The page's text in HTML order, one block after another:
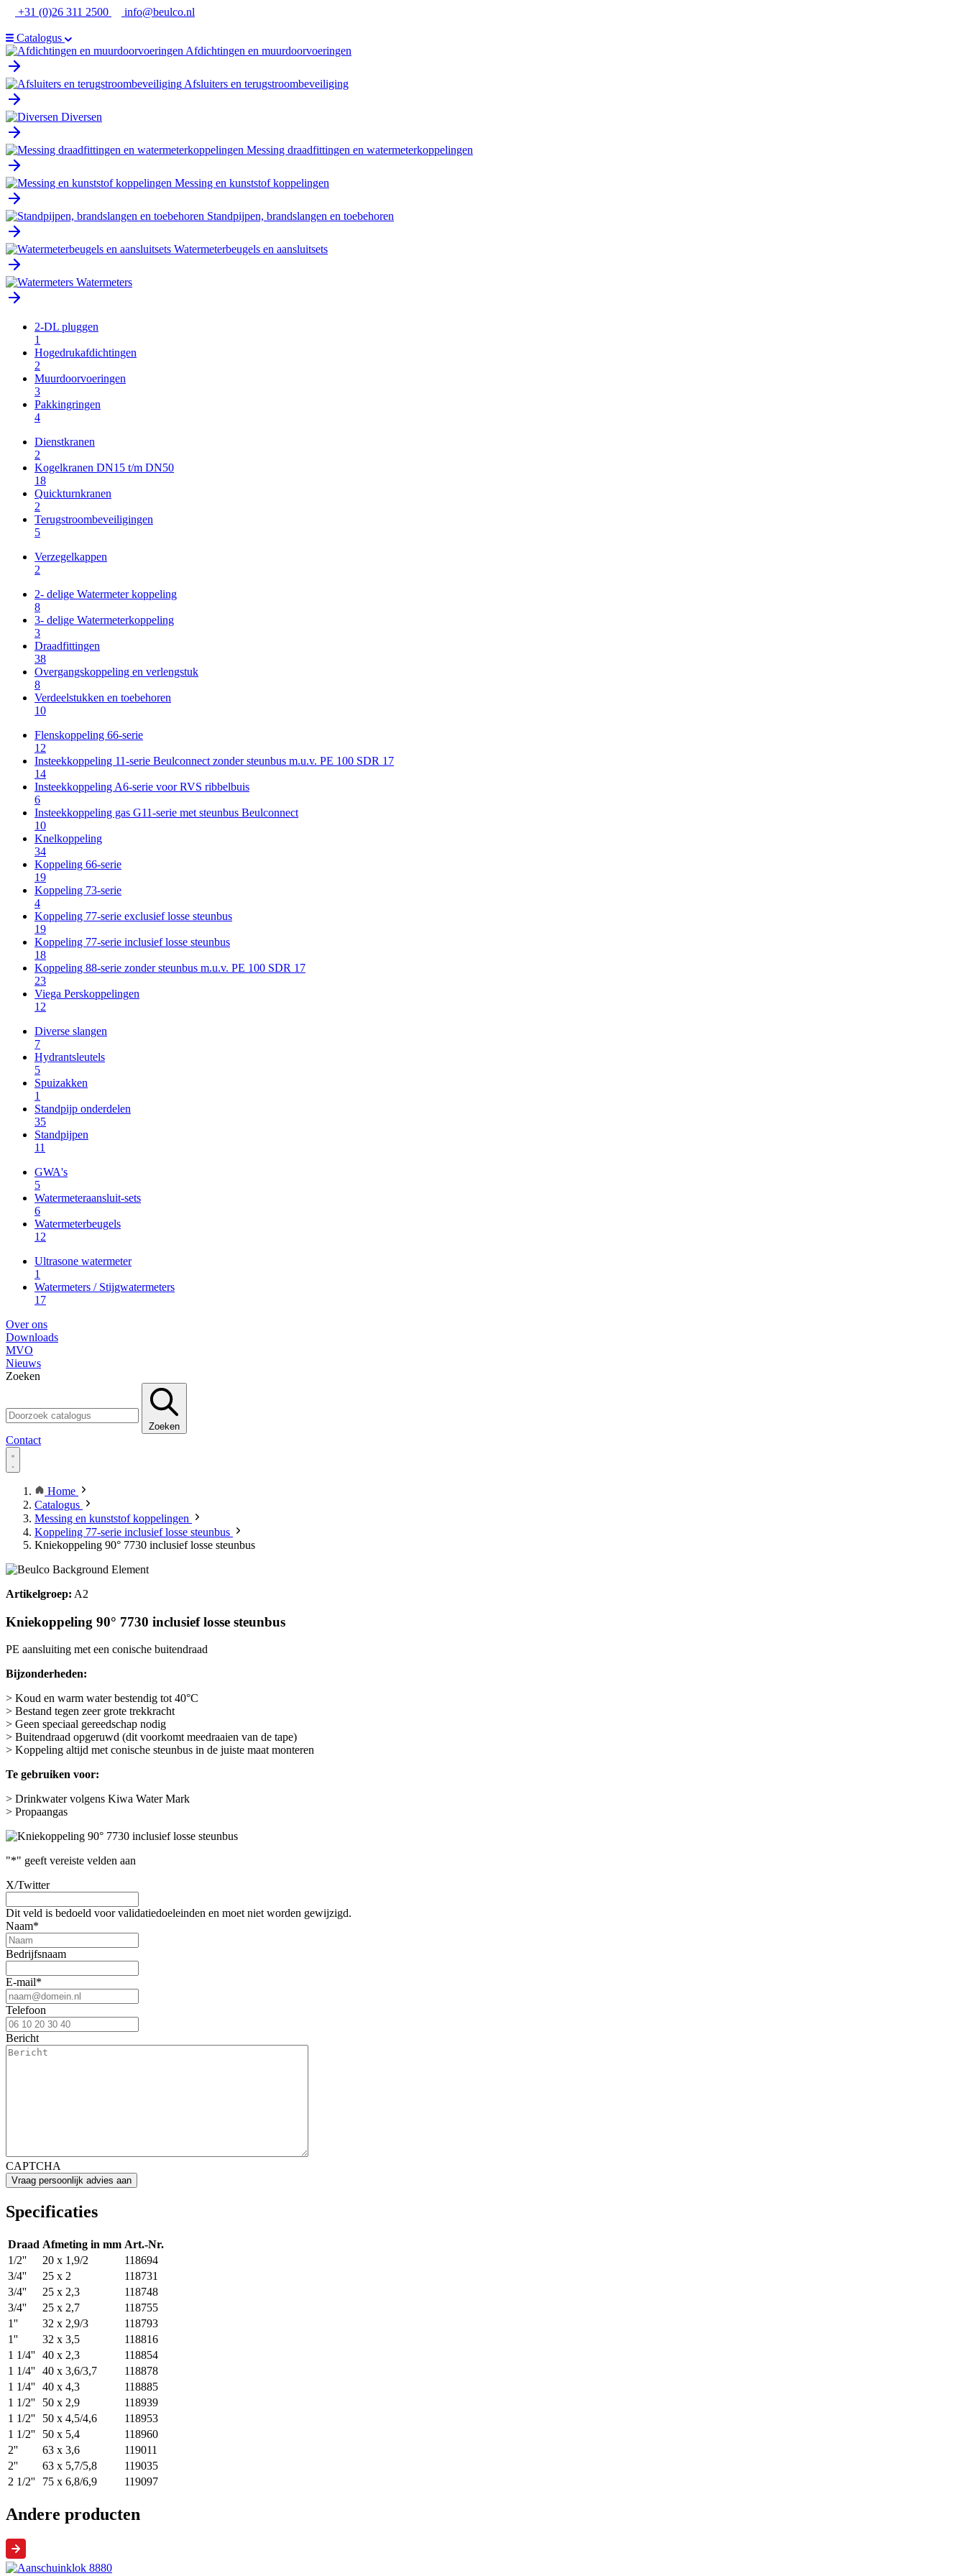
Ga
de
inhoud
+31 (0)26 311 2500 info@beulco.nl
Catalogus
Afdichtingen en muurdoorvoeringen
Afsluiters en terugstroombeveiliging
Diversen
Messing draadfittingen en watermeterkoppelingen
Messing en kunststof koppelingen
Standpijpen, brandslangen en toebehoren
Watermeterbeugels en aansluitsets
Watermeters
2-DL pluggen
1
Hogedrukafdichtingen
2
Muurdoorvoeringen
3
Pakkingringen
4
Dienstkranen
2
Kogelkranen DN15 t/m DN50
18
Quickturnkranen
2
Terugstroombeveiligingen
5
Verzegelkappen
2
2- delige Watermeter koppeling
8
3- delige Watermeterkoppeling
3
Draadfittingen
38
Overgangskoppeling en verlengstuk
8
Verdeelstukken en toebehoren
10
Flenskoppeling 66-serie
12
Insteekkoppeling 11-serie Beulconnect zonder steunbus m.u.v. PE 100 SDR 17
14
Insteekkoppeling A6-serie voor RVS ribbelbuis
6
Insteekkoppeling gas G11-serie met steunbus Beulconnect
10
Knelkoppeling
34
Koppeling 66-serie
19
Koppeling 73-serie
4
Koppeling 77-serie exclusief losse steunbus
19
Koppeling 77-serie inclusief losse steunbus
18
Koppeling 88-serie zonder steunbus m.u.v. PE 100 SDR 17
23
Viega Perskoppelingen
12
Diverse slangen
7
Hydrantsleutels
5
Spuizakken
1
Standpijp onderdelen
35
Standpijpen
11
GWA's
5
Watermeteraansluit-sets
6
Watermeterbeugels
12
Ultrasone watermeter
1
Watermeters / Stijgwatermeters
17
Over ons
Downloads
MVO
Nieuws
Zoeken
Zoeken
Contact
Home
Catalogus
Messing en kunststof koppelingen
Koppeling 77-serie inclusief losse steunbus
Kniekoppeling 90° 7730 inclusief losse steunbus
Artikelgroep: A2
Kniekoppeling 90° 7730 inclusief losse steunbus
PE aansluiting met een conische buitendraad
Bijzonderheden:
> Koud en warm water bestendig tot 40°C
> Bestand tegen zeer grote trekkracht
> Geen speciaal gereedschap nodig
> Buitendraad opgeruwd (dit voorkomt meedraaien van de tape)
> Koppeling altijd met conische steunbus in de juiste maat monteren
Te gebruiken voor:
> Drinkwater volgens Kiwa Water Mark
> Propaangas
"*" geeft vereiste velden aan
X/Twitter
Dit veld is bedoeld voor validatiedoeleinden en moet niet worden gewijzigd.
Naam*
Bedrijfsnaam
E-mail*
Telefoon
Bericht
CAPTCHA
Specificaties
Draad Afmeting in mm Art.-Nr.
1/2''
20 x 1,9/2
118694
3/4''
25 x 2
118731
3/4''
25 x 2,3
118748
3/4''
25 x 2,7
118755
1''
32 x 2,9/3
118793
1''
32 x 3,5
118816
1 1/4'' 40 x 2,3
118854
1 1/4'' 40 x 3,6/3,7
118878
1 1/4'' 40 x 4,3
118885
1 1/2''
50 x 2,9
118939
1 1/2''
50 x 4,5/4,6
118953
1 1/2''
50 x 5,4
118960
2''
63 x 3,6
119011
2''
63 x 5,7/5,8
119035
2 1/2''
75 x 6,8/6,9 119097
Andere producten